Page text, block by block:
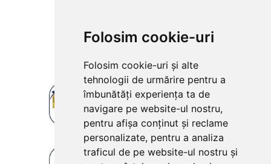
Folosim cookie-uri
Folosim cookie-uri și alte
tehnologii de urmărire pentru a
îmbunătăți experiența ta de
navigare pe website-ul nostru,
pentru afișa conținut și reclame
personalizate, pentru a analiza
traficul de pe website-ul nostru și